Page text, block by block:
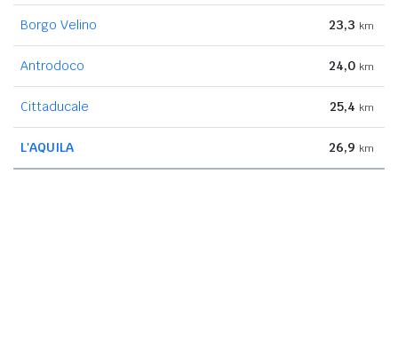
Borgo Velino 23,3 km
Antrodoco 24,0 km
Cittaducale 25,4 km
L'AQUILA 26,9 km